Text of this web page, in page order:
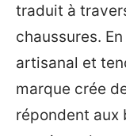
traduit à
chaussures.
artisanal et
marque crée
répondent aux